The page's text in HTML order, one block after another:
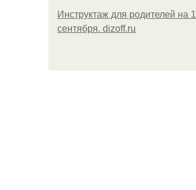
Инструктаж для родителей на 1
сентября. dizoff.ru